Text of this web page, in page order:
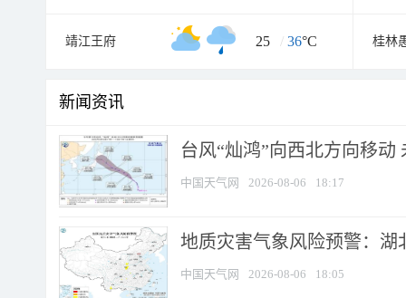
靖江王府 25 / 36°C 桂林
新闻资讯
台风“灿鸿”向西北方向移动
中国天气网 2026-08-06 18:17
地质灾害气象风险预警：湖
中国天气网 2026-08-06 18:05